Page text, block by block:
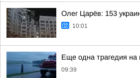
Олег Царёв: 153
10:01
Еще одна трагедия на
09:39